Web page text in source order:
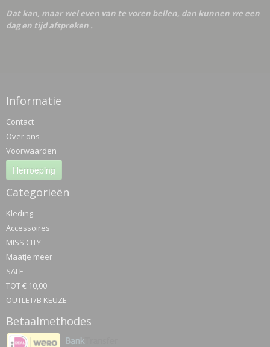
Dat kan, maar wel even van te voren bellen, dan kunnen we een
dag en tijd afspreken .
Informatie
Contact
Over ons
Voorwaarden
Herroeping
Categorieën
Kleding
Accessoires
MISS CITY
Maatje meer
SALE
TOT € 10,00
OUTLET/B KEUZE
Betaalmethodes